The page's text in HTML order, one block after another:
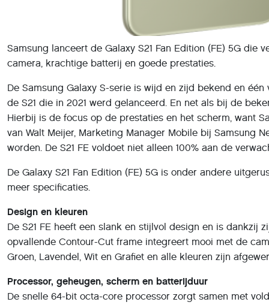
Samsung lanceert de Galaxy S21 Fan Edition (FE) 5G die
camera, krachtige batterij en goede prestaties.
De Samsung Galaxy S-serie is wijd en zijd bekend en
de S21 die in 2021 werd gelanceerd. En net als bij de
Hierbij is de focus op de prestaties en het scherm, want
van Walt Meijer, Marketing Manager Mobile bij Samsung
worden. De S21 FE voldoet niet alleen 100% aan de
De Galaxy S21 Fan Edition (FE) 5G is onder andere
meer specificaties.
Design en kleuren
De S21 FE heeft een slank en stijlvol design en is dankzij
opvallende Contour-Cut frame integreert mooi met de
Groen, Lavendel, Wit en Grafiet en alle kleuren zijn
Processor, geheugen, scherm en batterijduur
De snelle 64-bit octa-core processor zorgt samen met